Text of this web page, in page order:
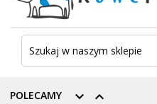
 
POLECAMY